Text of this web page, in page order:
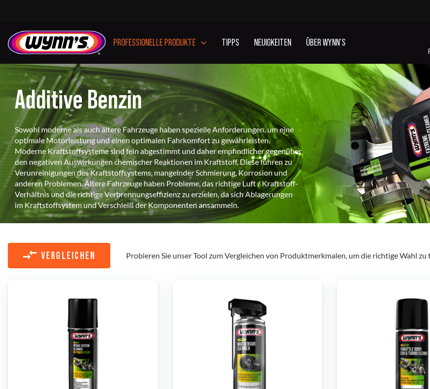
content
PROFESSIONELLE PRODUKTE
ADDITIVE
DIESEL
ADDITIVE
BENZIN
ADDITIVE
ÖL
ADDITIVE
KÜHLFLÜSSIGKEIT
KLIMAANLAGENREINIGUNG
UND GERUCHSENTFERNUNG
ALLE PRODUKTE ANSEHEN
TIPPS NEUIGKEITEN ÜBER WYNN’S
Additive Benzin
Sowohl moderne als auch ältere Fahrzeuge haben spezielle Anforderungen, um eine
optimale Motorleistung und einen optimalen Fahrkomfort zu gewährleisten.
Moderne Kraftstoffsysteme sind fein abgestimmt und daher empfindlicher gegenüber
den negativen Auswirkungen chemischer Reaktionen im Kraftstoff. Diese führen zu
Verunreinigungen des Kraftstoffsystems, mangelnder Schmierung, Korrosion und
anderen Problemen. Ältere Fahrzeuge haben Probleme, das richtige Luft / Kraftstoff-
Verhältnis und die richtige Verbrennungseffizienz zu erzielen, da sich Ablagerungen
im Kraftstoffsystem und Verschleiß der Komponenten ansammeln.
VERGLEICHEN Probieren Sie unser Tool zum Vergleichen von Produktmerkmalen, um die richtige Wahl zu